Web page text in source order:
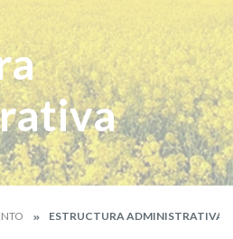
ESTRUCTURA ADMINISTRATIVA